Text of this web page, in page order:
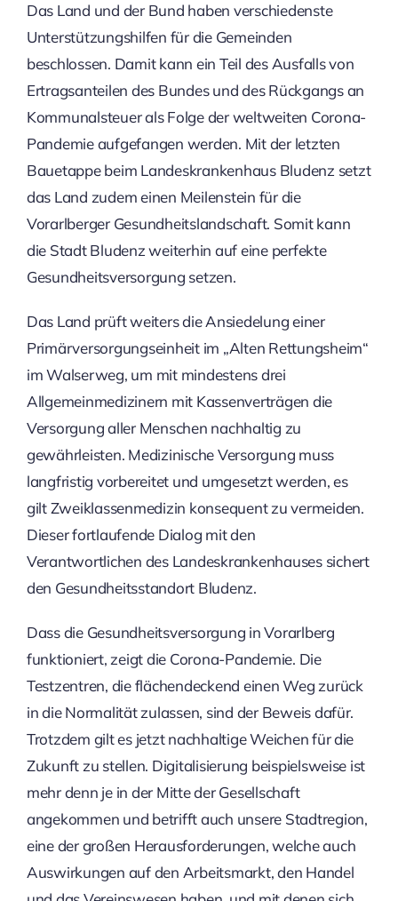
Das Land und der Bund haben verschiedenste
Unterstützungshilfen für die Gemeinden
beschlossen. Damit kann ein Teil des Ausfalls von
Ertragsanteilen des Bundes und des Rückgangs an
Kommunalsteuer als Folge der weltweiten Corona-
Pandemie aufgefangen werden. Mit der letzten
Bauetappe beim Landeskrankenhaus Bludenz setzt
das Land zudem einen Meilenstein für die
Vorarlberger Gesundheitslandschaft. Somit kann
die Stadt Bludenz weiterhin auf eine perfekte
Gesundheitsversorgung setzen.
Das Land prüft weiters die Ansiedelung einer
Primärversorgungseinheit im „Alten Rettungsheim“
im Walserweg, um mit mindestens drei
Allgemeinmedizinern mit Kassenverträgen die
Versorgung aller Menschen nachhaltig zu
gewährleisten. Medizinische Versorgung muss
langfristig vorbereitet und umgesetzt werden, es
gilt Zweiklassenmedizin konsequent zu vermeiden.
Dieser fortlaufende Dialog mit den
Verantwortlichen des Landeskrankenhauses sichert
den Gesundheitsstandort Bludenz.
Dass die Gesundheitsversorgung in Vorarlberg
funktioniert, zeigt die Corona-Pandemie. Die
Testzentren, die flächendeckend einen Weg zurück
in die Normalität zulassen, sind der Beweis dafür.
Trotzdem gilt es jetzt nachhaltige Weichen für die
Zukunft zu stellen. Digitalisierung beispielsweise ist
mehr denn je in der Mitte der Gesellschaft
angekommen und betrifft auch unsere Stadtregion,
eine der großen Herausforderungen, welche auch
Auswirkungen auf den Arbeitsmarkt, den Handel